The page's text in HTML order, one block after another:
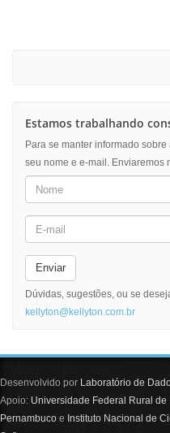
Estamos trabalhando
Para se manter informado
seu nome e e-mail. Enviaremos
Enviar
Dúvidas, sugestões, ou se
kellyton@kellyton.com.br
Desenvolvido por Laboratório de
Apoio: Universidade Federal Rural de
Pernambuco e Instituto Nacional de